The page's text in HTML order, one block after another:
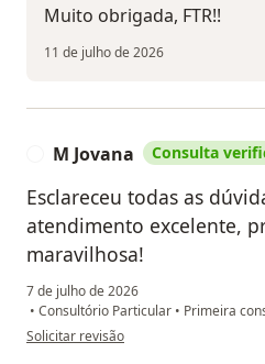
Muito obrigada, FTR!!
11 de julho de 2026
M Jovana Consulta
Esclareceu todas as
atendimento excelente,
maravilhosa!
7 de julho de 2026
• Consultório Particular • Primeira
na opinião do utilizador M Jovana
Solicitar revisão